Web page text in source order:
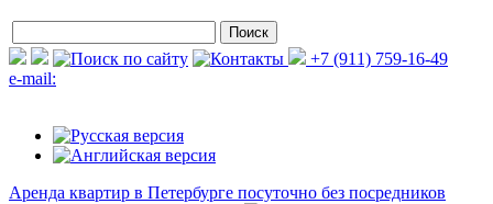
+7 (911) 759-16-49
e-mail:
Аренда квартир в Петербурге посуточно без посредников